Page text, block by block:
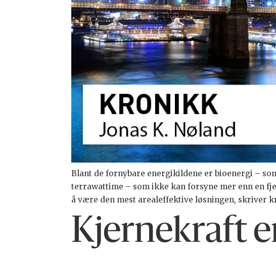
Blant de fornybare energikildene er bioenergi –
terrawattime – som ikke kan forsyne mer enn en
å være den mest arealeffektive løsningen, skriver
Kjernekraft